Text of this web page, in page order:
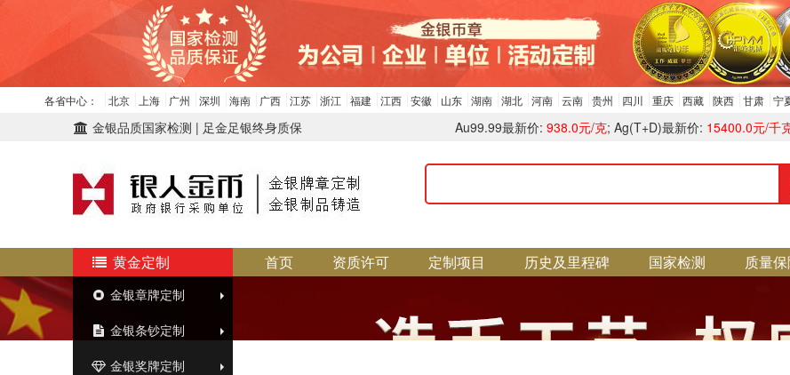
各省中心： 北京 上海 广州 深圳 海南 广西 江苏 浙江 福建 江西 安徽 山东 湖南 湖北 河南 云南 贵州 四川 重庆 西藏 陕西 甘肃 宁
金银品质国家检测 | 足金足银终身质保 Au99.99最新价: 938.0元/克; Ag(T+D)最新价: 15400.0元/千
黄金定制
金银章牌定制
金银条钞定制
金银奖牌定制
首页 资质许可 定制项目 历史及里程碑 国家检测 质量